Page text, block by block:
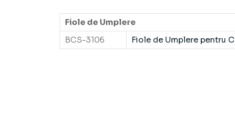
Fiole de Umplere
BCS-3106
Fiole de Umplere pentru